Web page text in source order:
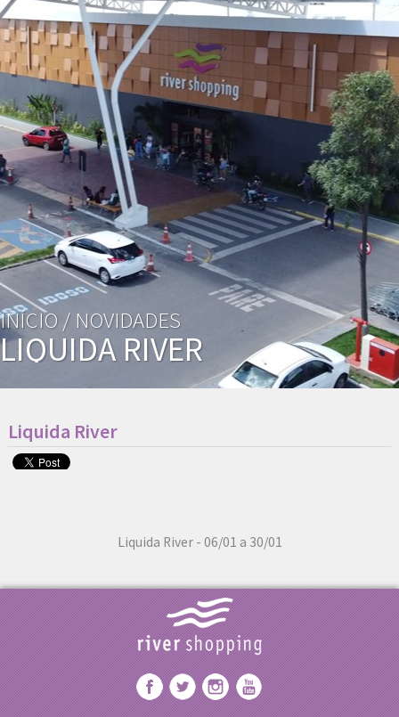
INÍCIO / NOVIDADES
LIQUIDA RIVER
Liquida River
Liquida River - 06/01 a 30/01